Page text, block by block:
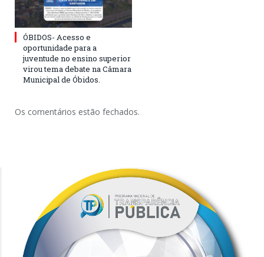
ÓBIDOS- Acesso e
oportunidade para a
juventude no ensino superior
virou tema debate na Câmara
Municipal de Óbidos.
Os comentários estão fechados.